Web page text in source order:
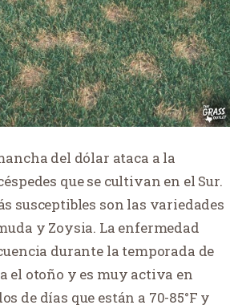
del dólar ataca a la
que se cultivan en el Sur.
susceptibles son las variedades
y Zoysia. La enfermedad
durante la temporada de
el otoño y es muy activa en
de días que están a 70-85°F y